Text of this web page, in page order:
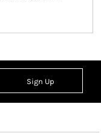
Sign Up